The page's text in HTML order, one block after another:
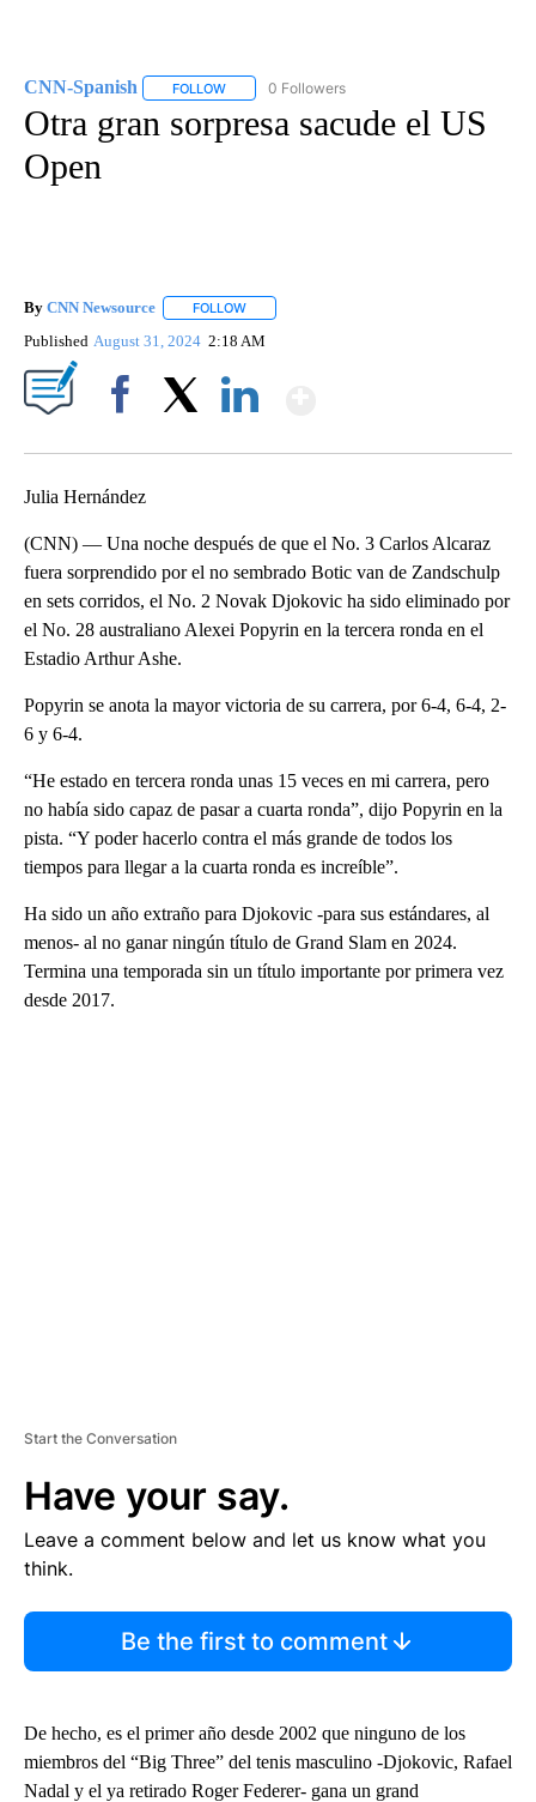
CNN-Spanish FOLLOW FOLLOW "CNN-SPANISH" TO RECEIVE
0 Followers
Otra gran sorpresa sacude el US
Open
By CNN Newsource FOLLOW
Published August 31, 2024 2:18 AM
Julia Hernández
(CNN) — Una noche después de que el No. 3 Carlos Alcaraz
fuera sorprendido por el no sembrado Botic van de Zandschulp
en sets corridos, el No. 2 Novak Djokovic ha sido eliminado por
el No. 28 australiano Alexei Popyrin en la tercera ronda en el
Estadio Arthur Ashe.
Popyrin se anota la mayor victoria de su carrera, por 6-4, 6-4, 2-
6 y 6-4.
“He estado en tercera ronda unas 15 veces en mi carrera, pero
no había sido capaz de pasar a cuarta ronda”, dijo Popyrin en la
pista. “Y poder hacerlo contra el más grande de todos los
tiempos para llegar a la cuarta ronda es increíble”.
Ha sido un año extraño para Djokovic -para sus estándares, al
menos- al no ganar ningún título de Grand Slam en 2024.
Termina una temporada sin un título importante por primera vez
desde 2017.
Start the Conversation
Have your say.
Leave a comment below and let us know what you
think.
Be the first to comment
De hecho, es el primer año desde 2002 que ninguno de los
miembros del “Big Three” del tenis masculino -Djokovic, Rafael
Nadal y el ya retirado Roger Federer- gana un grand